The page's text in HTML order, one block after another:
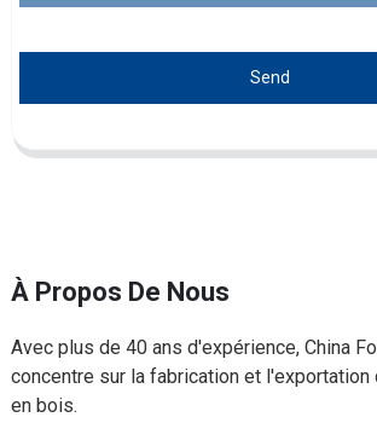
Send
À Propos De Nous
Avec plus de 40 ans d'expérience, China
concentre sur la fabrication et l'exportation
en bois.